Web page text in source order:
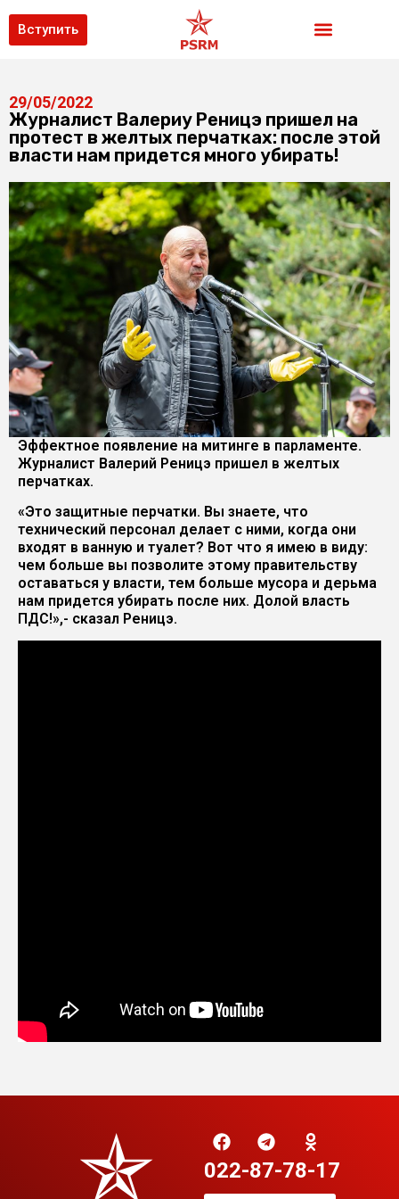
Вступить
29/05/2022
Журналист Валериу Реницэ пришел на
протест в желтых перчатках: после этой
власти нам придется много убирать!
Эффектное появление на митинге в парламенте.
Журналист Валерий Реницэ пришел в желтых
перчатках.
«Это защитные перчатки. Вы знаете, что
технический персонал делает с ними, когда они
входят в ванную и туалет? Вот что я имею в виду:
чем больше вы позволите этому правительству
оставаться у власти, тем больше мусора и дерьма
нам придется убирать после них. Долой власть
ПДС!»,- сказал Реницэ.
022-87-78-17